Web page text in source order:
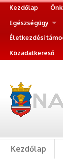
Kezdőlap
Egészségügy
Életkezdési
Közadatkereső
Kezdőlap